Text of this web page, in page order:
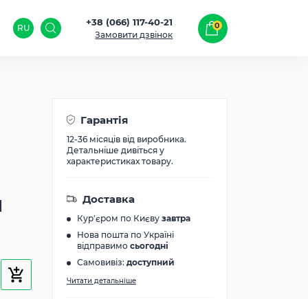
RU
+38 (066) 117-40-21
Замовити дзвінок
0
Гарантія
12-36 місяців від виробника.
Детальніше дивіться у
характеристиках товару.
Доставка
Кур'єром по Києву завтра
Нова пошта по Україні
відправимо сьогодні
Самовивіз: доступний
Читати детальніше